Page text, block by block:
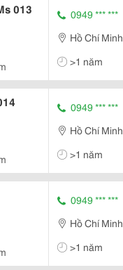
013
0949 *** ***
Hồ Chí Minh
>1 năm
0949 *** ***
Hồ Chí Minh
>1 năm
0949 *** ***
Hồ Chí Minh
>1 năm